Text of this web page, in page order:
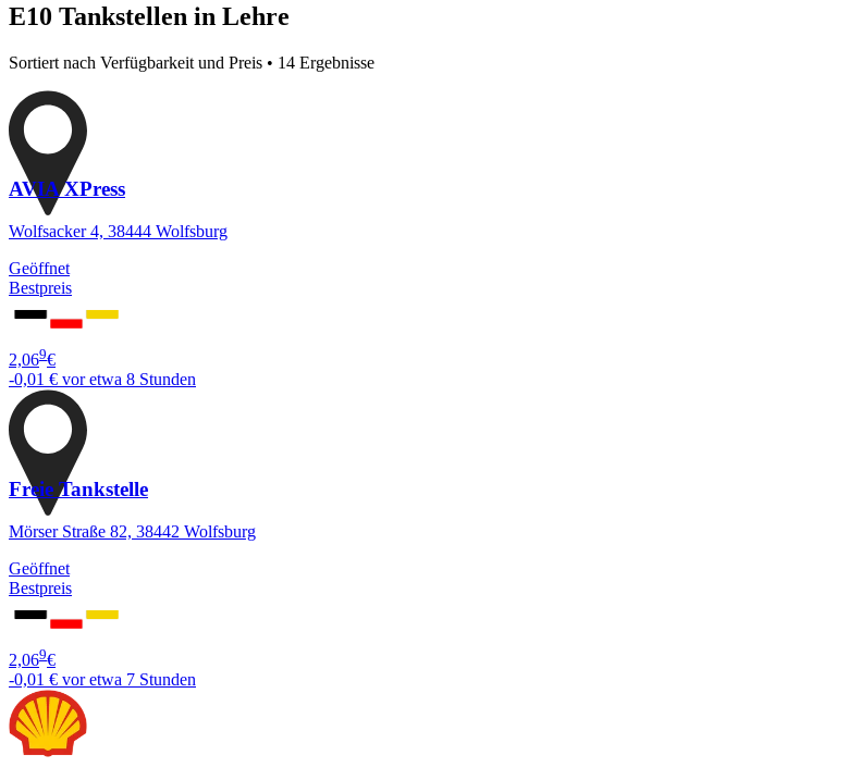
E10 Tankstellen in Lehre
Sortiert nach Verfügbarkeit und Preis • 14 Ergebnisse
AVIA XPress
Wolfsacker 4, 38444 Wolfsburg
Geöffnet
Bestpreis
2,069€
-0,01 € vor etwa 8 Stunden
Freie Tankstelle
Mörser Straße 82, 38442 Wolfsburg
Geöffnet
Bestpreis
2,069€
-0,01 € vor etwa 7 Stunden